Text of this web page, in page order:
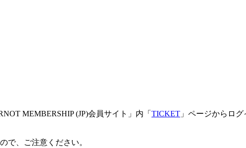
MEMBERSHIP (JP)会員サイト」内「 TICKET 」ページからロ
で、ご注意ください。